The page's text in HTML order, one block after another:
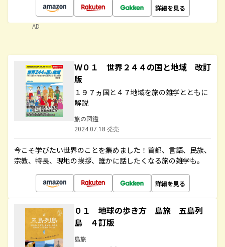
詳細を見る
AD
Ｗ０１ 世界２４４の国と地域 改訂
版
１９７ヵ国と４７地域を旅の雑学とともに
解説
旅の図鑑
2024.07.18 発売
今こそ学びたい世界のことを集めました！首都、言語、民族、
宗教、特長、現地の挨拶、誰かに話したくなる旅の雑学も。
詳細を見る
０１ 地球の歩き方 島旅 五島列
島 ４訂版
島旅